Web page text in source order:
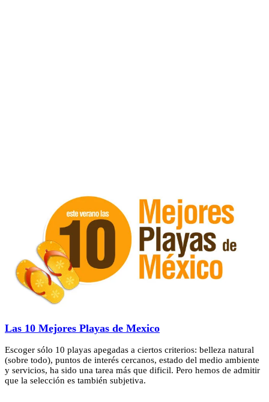
Las 10 Mejores Playas de Mexico
Escoger sólo 10 playas apegadas a ciertos criterios: belleza natural
(sobre todo), puntos de interés cercanos, estado del medio ambiente
y servicios, ha sido una tarea más que dificil. Pero hemos de admitir
que la selección es también subjetiva.